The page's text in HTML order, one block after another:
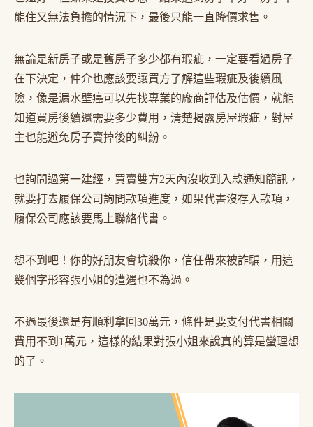
能住又無法負擔的情況下，最後只能一直降價求售。
無論是新房子或是舊房子多少都有瑕疵，一定要看過房子
在下決定，仲介也應該要讓買方了解這些瑕疵及後續風
險，像是漏水壁癌可以先找專業的廠商評估及估價，就能
知道買房後續還需要多少費用，清楚揭露房屋瑕疵，對屋
主也能避免房子賣掉後的糾紛。
也詢問過第一建經，買賣雙方2天內沒收到入款通知簡訊，
就要打去履保公司詢問款項進度，如果代書沒存入款項，
履保公司應該要馬上聯絡代書。
想不到吧！你的好朋友會坑殺你，信任帶來被詐騙，用這
幾個字形容張小姐的遭遇也不為過。
不過最後還是有順利拿回30萬元，條件是要支付代書相關
費用不到1萬元，這樣的結果對張小姐來說真的算是蠻理想
的了。